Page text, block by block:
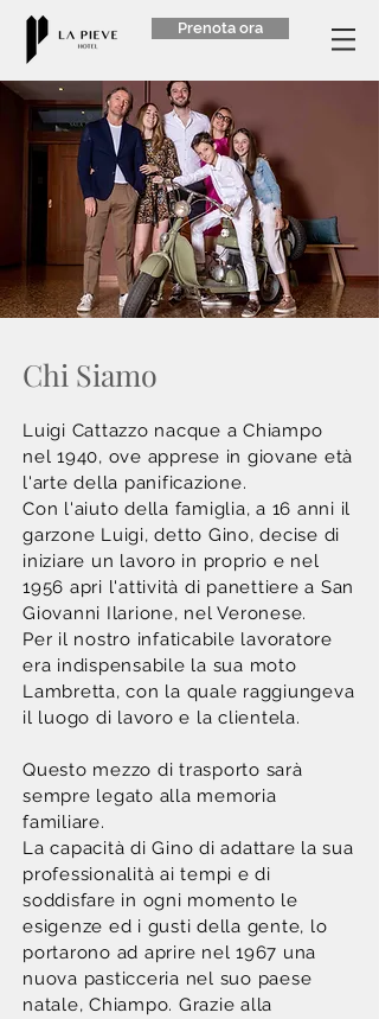
Prenota ora
Chi Siamo
Luigi Cattazzo nacque a Chiampo
nel 1940, ove apprese in giovane età
l'arte della panificazione.
Con l'aiuto della famiglia, a 16 anni il
garzone Luigi, detto Gino, decise di
iniziare un lavoro in proprio e nel
1956 apri l'attività di panettiere a San
Giovanni Ilarione, nel Veronese.
Per il nostro infaticabile lavoratore
era indispensabile la sua moto
Lambretta, con la quale raggiungeva
il luogo di lavoro e la clientela.
Questo mezzo di trasporto sarà
sempre legato alla memoria
familiare.
La capacità di Gino di adattare la sua
professionalità ai tempi e di
soddisfare in ogni momento le
esigenze ed i gusti della gente, lo
portarono ad aprire nel 1967 una
nuova pasticceria nel suo paese
natale, Chiampo. Grazie alla